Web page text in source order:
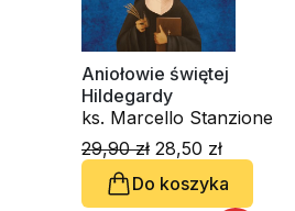
Aniołowie świętej
Hildegardy
ks. Marcello Stanzione
29,90 zł 28,50 zł
Do koszyka